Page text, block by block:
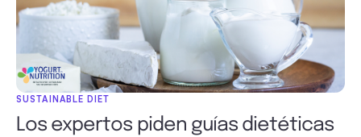
SUSTAINABLE DIET
Los expertos piden guías dietéticas